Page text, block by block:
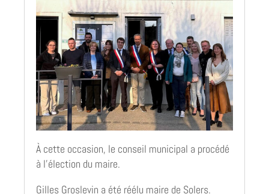
À cette occasion, le conseil municipal a procédé
à l’élection du maire.
Gilles Groslevin a été réélu maire de Solers.